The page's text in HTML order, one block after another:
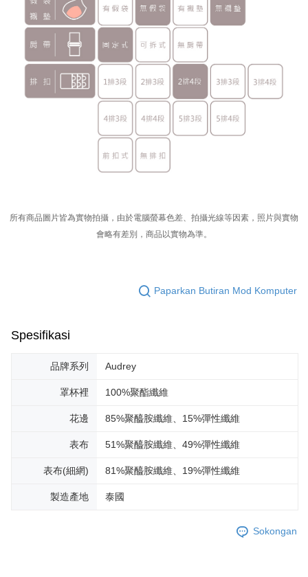
所有商品圖片皆為實物拍攝，由於電腦螢幕色差、拍攝光線等因素，照片與實物
會略有差別，商品以實物為準。
Paparkan Butiran Mod Komputer
Spesifikasi
品牌系列 Audrey
罩杯裡 100%聚酯纖維
花邊 85%聚醯胺纖維、15%彈性纖維
表布 51%聚醯胺纖維、49%彈性纖維
表布(細網) 81%聚醯胺纖維、19%彈性纖維
製造產地 泰國
Sokongan